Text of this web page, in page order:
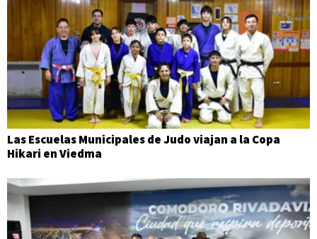
Las Escuelas Municipales de Judo viajan a la Copa
Hikari en Viedma